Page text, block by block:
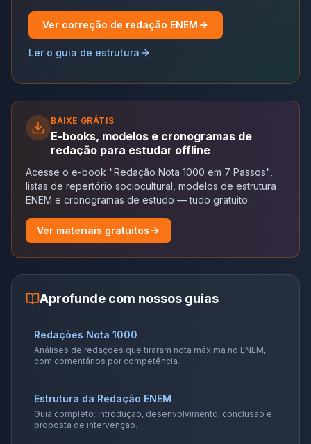
Ver correção de redação ENEM
Ler o guia de estrutura
BAIXE GRÁTIS
E-books, modelos e cronogramas de
redação para estudar offline
Acesse o e-book "Redação Nota 1000 em 7 Passos",
listas de repertório sociocultural, modelos de estrutura
ENEM e cronogramas de estudo — tudo gratuito.
Ver materiais gratuitos
Aprofunde com nossos guias
Redações Nota 1000
Análises de redações que tiraram nota máxima no ENEM,
com comentários por competência.
Estrutura da Redação ENEM
Guia completo: introdução, desenvolvimento, conclusão e
proposta de intervenção.